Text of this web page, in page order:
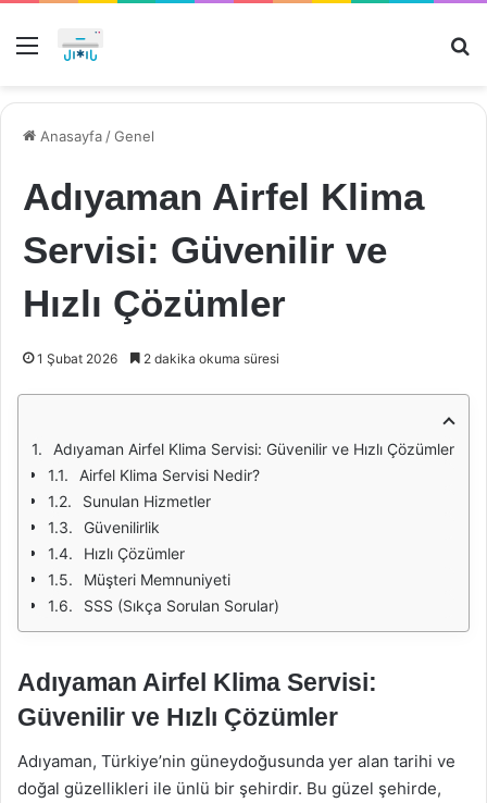
Menü
Anasayfa /Genel
Adıyaman Airfel Klima
Servisi: Güvenilir ve
Hızlı Çözümler
1 Şubat 2026 2 dakika okuma süresi
Adıyaman Airfel Klima Servisi: Güvenilir ve Hızlı Çözümler
Airfel Klima Servisi Nedir?
Sunulan Hizmetler
Güvenilirlik
Hızlı Çözümler
Müşteri Memnuniyeti
SSS (Sıkça Sorulan Sorular)
Adıyaman Airfel Klima Servisi:
Güvenilir ve Hızlı Çözümler
Adıyaman, Türkiye’nin güneydoğusunda yer alan tarihi ve
doğal güzellikleri ile ünlü bir şehirdir. Bu güzel şehirde,